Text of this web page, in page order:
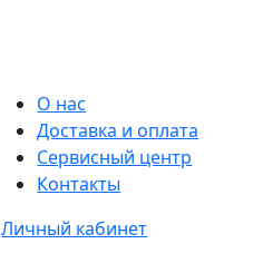
О нас
Доставка и оплата
Сервисный центр
Контакты
Личный кабинет